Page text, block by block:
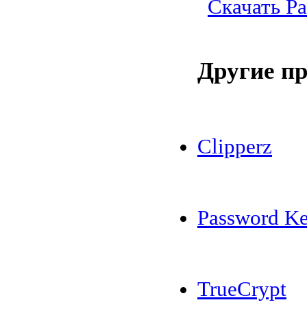
Скачать
Другие
Clipperz
Password
TrueCrypt